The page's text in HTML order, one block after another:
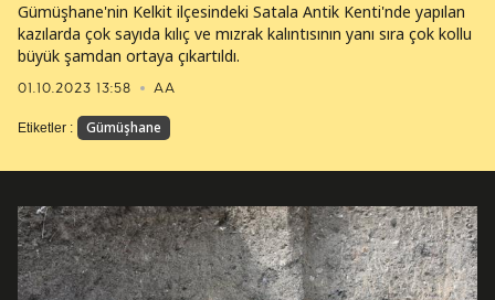
01.10.2023 13:58 AA
Gümüşhane'nin Kelkit ilçesindeki Satala Antik Kenti'nde yapılan
kazılarda çok sayıda kılıç ve mızrak kalıntısının yanı sıra çok kollu
büyük şamdan ortaya çıkartıldı.
Etiketler : Gümüşhane